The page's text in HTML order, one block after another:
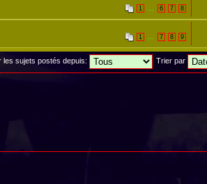
1 6 7 8
1 7 8 9
les sujets postés depuis: Trier par